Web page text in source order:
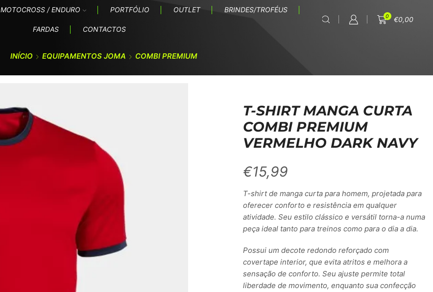
MOTOCROSS / ENDURO PORTFÓLIO OUTLET BRINDES/TROFÉUS
FARDAS CONTACTOS
0 €0,00
INÍCIO EQUIPAMENTOS JOMA COMBI PREMIUM
T-SHIRT MANGA CURTA
COMBI PREMIUM
VERMELHO DARK NAVY
€15,99
T-shirt de manga curta para homem, projetada para
oferecer conforto e resistência em qualquer
atividade. Seu estilo clássico e versátil torna-a numa
peça ideal tanto para treinos como para o dia a dia.
Possui um decote redondo reforçado com
covertape interior, que evita atritos e melhora a
sensação de conforto. Seu ajuste permite total
liberdade de movimento, enquanto sua confecção